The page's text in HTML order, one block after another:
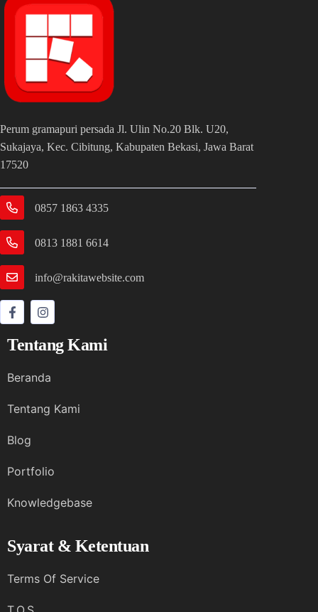
Perum gramapuri persada Jl. Ulin No.20 Blk. U20,
Sukajaya, Kec. Cibitung, Kabupaten Bekasi, Jawa Barat
17520
0857 1863 4335
0813 1881 6614
info@rakitawebsite.com
Tentang Kami
Beranda
Tentang Kami
Blog
Portfolio
Knowledgebase
Syarat & Ketentuan
Terms Of Service